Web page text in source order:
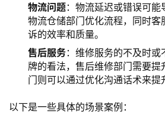
物流问题：物流延迟或错误可
物流仓储部门优化流程，同时客
诉的效率和质量。
售后服务：维修服务的不及时
牌的看法，售后维修部门需要提
门则可以通过优化沟通话术来提
以下是一些具体的场景案例：